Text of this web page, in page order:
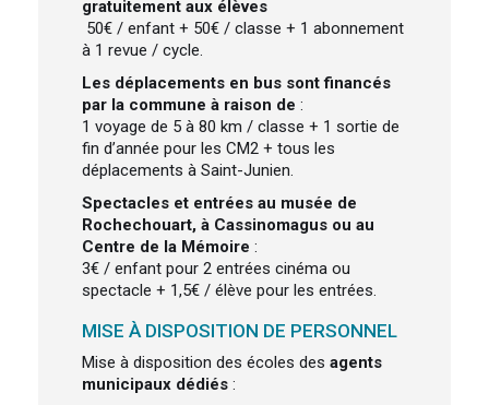
gratuitement aux élèves
50€ / enfant + 50€ / classe + 1 abonnement
à 1 revue / cycle.
Les déplacements en bus sont financés
par la commune à raison de :
1 voyage de 5 à 80 km / classe + 1 sortie de
fin d’année pour les CM2 + tous les
déplacements à Saint-Junien.
Spectacles et entrées au musée de
Rochechouart, à Cassinomagus ou au
Centre de la Mémoire :
3€ / enfant pour 2 entrées cinéma ou
spectacle + 1,5€ / élève pour les entrées.
MISE À DISPOSITION DE PERSONNEL
Mise à disposition des écoles des agents
municipaux dédiés :